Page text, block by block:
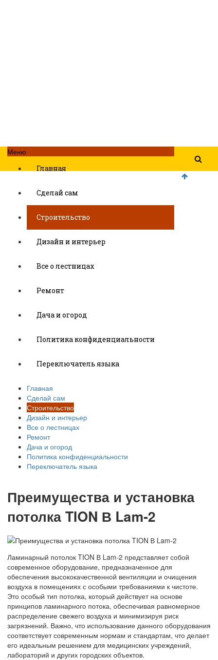
Меню
Главная
Сделай сам
Строительство
Дизайн и интерьер
Все о лестницах
Ремонт
Дача и огород
Политика конфиденциальности
Переключатель языка
Главная
Сделай сам
Строительство
Дизайн и интерьер
Все о лестницах
Ремонт
Дача и огород
Политика конфиденциальности
Переключатель языка
Преимущества и установка
потолка TION В Lam-2
Ламинарный потолок TION В Lam-2 представляет собой
современное оборудование, предназначенное для
обеспечения высококачественной вентиляции и очищения
воздуха в помещениях с особыми требованиями к чистоте.
Это особый тип потолка, который действует на основе
принципов ламинарного потока, обеспечивая равномерное
распределение свежего воздуха и минимизируя риск
загрязнений. Важно, что использование данного оборудования
соответствует современным нормам и стандартам, что делает
его идеальным решением для медицинских учреждений,
лабораторий и других городских объектов.